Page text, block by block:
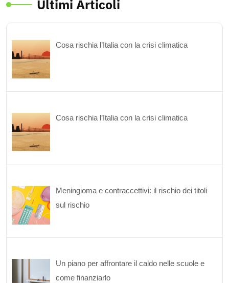
Ultimi Articoli
Cosa rischia l’Italia con la crisi climatica
Cosa rischia l’Italia con la crisi climatica
Meningioma e contraccettivi: il rischio dei titoli
sul rischio
Un piano per affrontare il caldo nelle scuole e
come finanziarlo